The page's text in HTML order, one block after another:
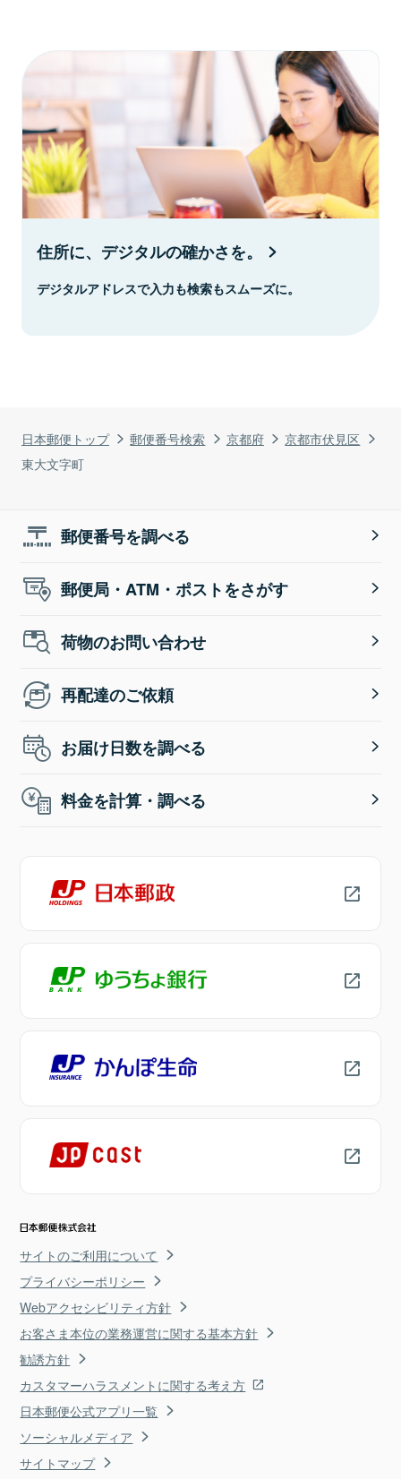
日本郵便トップ 郵便番号検索 京都府
京都市伏見区
東大文字町
住所に、デジタルの確かさを。
デジタルアドレスで入力も検索もスムーズに。
郵便番号を調べる
郵便局・ATM・ポストをさがす
荷物のお問い合わせ
再配達のご依頼
お届け日数を調べる
料金を計算・調べる
サイトのご利用について
プライバシーポリシー
Webアクセシビリティ方針
お客さま本位の業務運営に関する基本方針
勧誘方針
カスタマーハラスメントに関する考え方
日本郵便公式アプリ一覧
ソーシャルメディア
サイトマップ